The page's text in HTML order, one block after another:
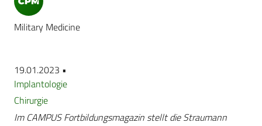
Military Medicine
19.01.2023 •
Implantologie
Chirurgie
Im CAMPUS Fortbildungsmagazin stellt die Straumann